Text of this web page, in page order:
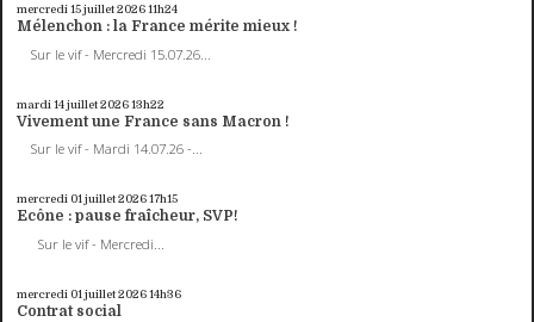
mercredi 15juillet 202611h24
Mélenchon : la France mérite mieux !
Sur le vif - Mercredi 15.07.26...
mardi 14juillet 202613h22
Vivement une France sans Macron !
Sur le vif - Mardi 14.07.26 -...
mercredi 01juillet 202617h15
Ecône : pause fraîcheur, SVP!
Sur le vif - Mercredi...
mercredi 01 juillet 202614h36
Contrat social